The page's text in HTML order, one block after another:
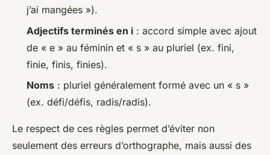
j’ai mangées »).
Adjectifs terminés en i : accord simple avec ajout
de « e » au féminin et « s » au pluriel (ex. fini,
finie, finis, finies).
Noms : pluriel généralement formé avec un « s »
(ex. défi/défis, radis/radis).
Le respect de ces règles permet d’éviter non
seulement des erreurs d’orthographe, mais aussi des